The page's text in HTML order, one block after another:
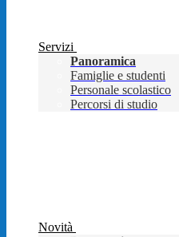
Servizi
Panoramica
Famiglie e studenti
Personale scolastico
Percorsi di studio
Novità